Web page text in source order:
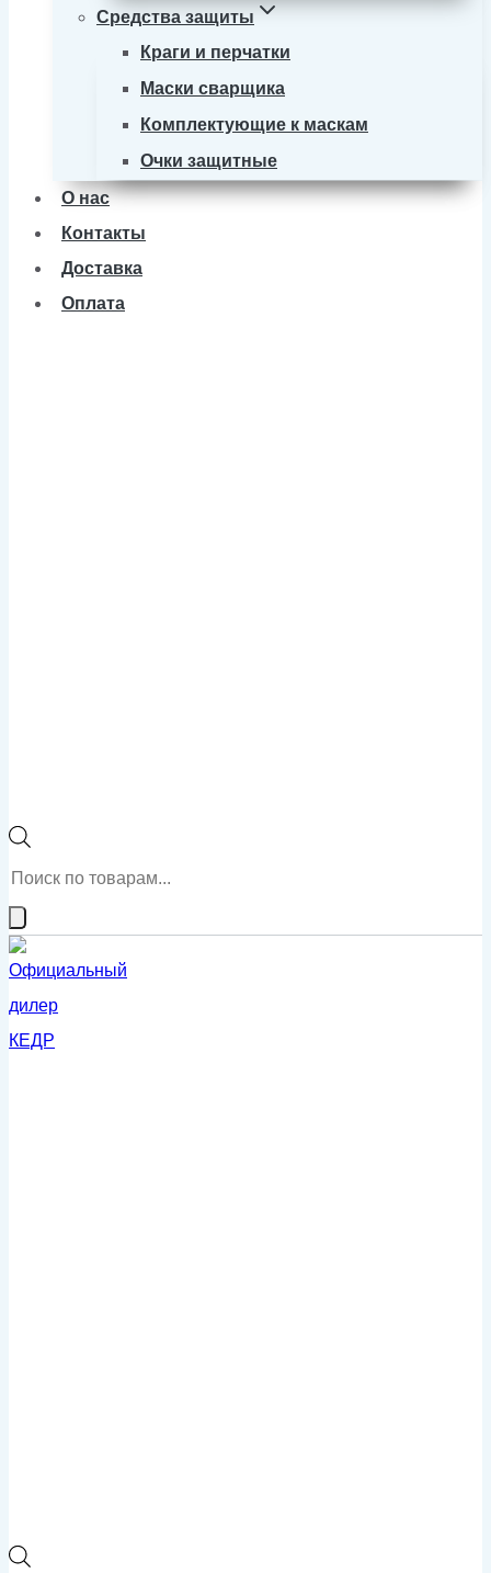
Средства защиты
Краги и перчатки
Маски сварщика
Комплектующие к маскам
Очки защитные
О нас
Контакты
Доставка
Оплата
Поиск
товаров